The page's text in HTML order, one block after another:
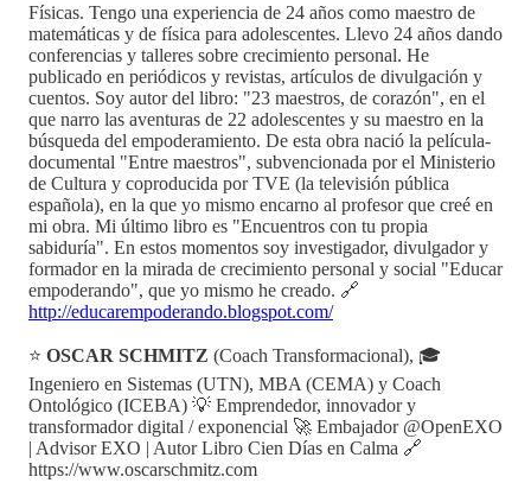
Físicas. Tengo una experiencia de 24 años como maestro de
matemáticas y de física para adolescentes. Llevo 24 años dando
conferencias y talleres sobre crecimiento personal. He
publicado en periódicos y revistas, artículos de divulgación y
cuentos. Soy autor del libro: "23 maestros, de corazón", en el
que narro las aventuras de 22 adolescentes y su maestro en la
búsqueda del empoderamiento. De esta obra nació la película-
documental "Entre maestros", subvencionada por el Ministerio
de Cultura y coproducida por TVE (la televisión pública
española), en la que yo mismo encarno al profesor que creé en
mi obra. Mi último libro es "Encuentros con tu propia
sabiduría". En estos momentos soy investigador, divulgador y
formador en la mirada de crecimiento personal y social "Educar
empoderando", que yo mismo he creado. 🔗
http://educarempoderando.blogspot.com/
⭐ OSCAR SCHMITZ (Coach Transformacional), 🎓
Ingeniero en Sistemas (UTN), MBA (CEMA) y Coach
Ontológico (ICEBA) 💡 Emprendedor, innovador y
transformador digital / exponencial 🚀 Embajador @OpenEXO
| Advisor EXO | Autor Libro Cien Días en Calma 🔗
https://www.oscarschmitz.com